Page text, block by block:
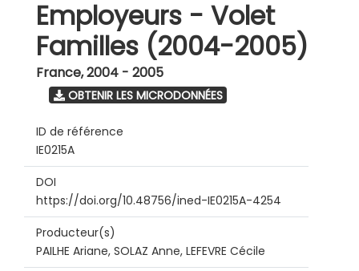
Employeurs - Volet
Familles (2004-2005)
France,2004 - 2005
OBTENIR LES MICRODONNÉES
ID de référence
IE0215A
DOI
https://doi.org/10.48756/ined-IE0215A-4254
Producteur(s)
PAILHE Ariane, SOLAZ Anne, LEFEVRE Cécile